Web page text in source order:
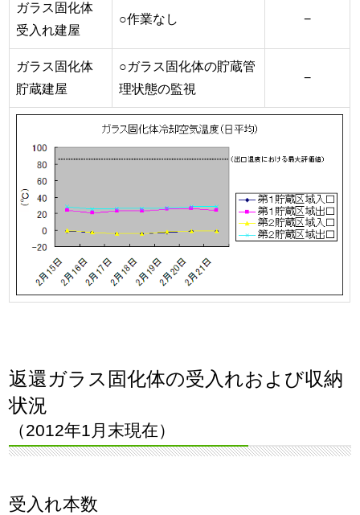
ガラス固化体
受入れ建屋
○作業なし −
ガラス固化体
貯蔵建屋
○ガラス固化体の貯蔵管
理状態の監視
−
返還ガラス固化体の受入れおよび収納
状況
（2012年1月末現在）
受入れ本数